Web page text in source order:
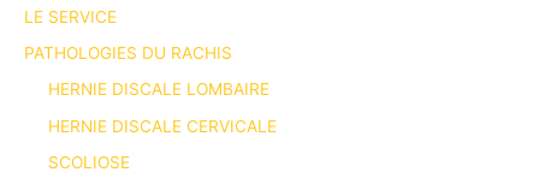
LE SERVICE
PATHOLOGIES DU RACHIS
HERNIE DISCALE LOMBAIRE
HERNIE DISCALE CERVICALE
SCOLIOSE